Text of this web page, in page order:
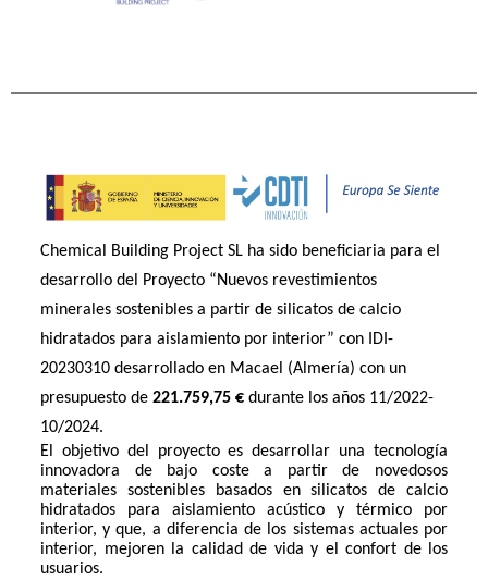
Chemical Building Project SL ha sido beneficiaria para el
desarrollo del Proyecto “Nuevos revestimientos
minerales sostenibles a partir de silicatos de calcio
hidratados para aislamiento por interior” con IDI-
20230310 desarrollado en Macael (Almería) con un
presupuesto de 221.759,75 € durante los años 11/2022-
10/2024.
El objetivo del proyecto es desarrollar una tecnología
innovadora de bajo coste a partir de novedosos
materiales sostenibles basados en silicatos de calcio
hidratados para aislamiento acústico y térmico por
interior, y que, a diferencia de los sistemas actuales por
interior, mejoren la calidad de vida y el confort de los
usuarios.